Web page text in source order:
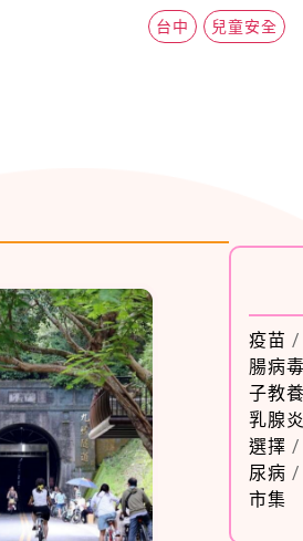
台中 兒童安全
疫苗 /
腸病毒
子教養
乳腺炎
選擇 /
尿病 /
市集